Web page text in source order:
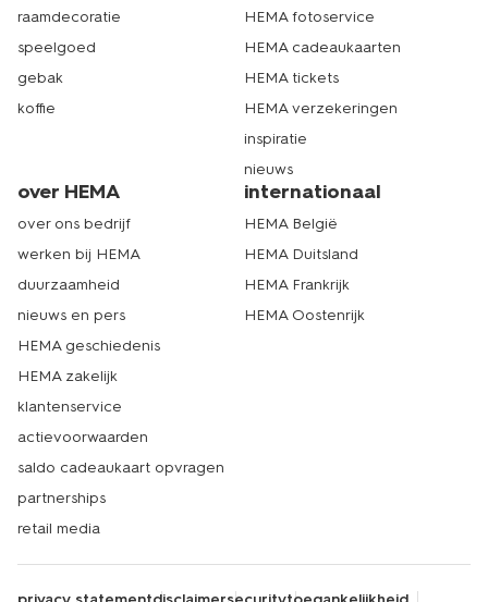
raamdecoratie
speelgoed
gebak
koffie
HEMA fotoservice
HEMA cadeaukaarten
HEMA tickets
HEMA verzekeringen
inspiratie
nieuws
over HEMA
over ons bedrijf
werken bij HEMA
duurzaamheid
nieuws en pers
HEMA geschiedenis
HEMA zakelijk
klantenservice
actievoorwaarden
saldo cadeaukaart opvragen
partnerships
retail media
internationaal
HEMA België
HEMA Duitsland
HEMA Frankrijk
HEMA Oostenrijk